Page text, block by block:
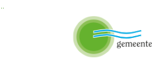
Ga naar de inhoud van deze pagina
Ga naar het zoeken
Ga naar het menu